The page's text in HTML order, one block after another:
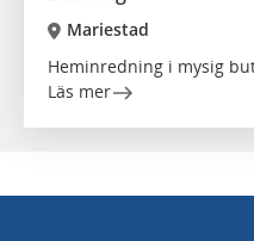
Mariestad
Heminredning i mysig
Läs mer